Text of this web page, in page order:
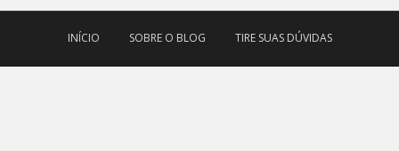
INÍCIO SOBRE O BLOG TIRE SUAS DÚVIDAS